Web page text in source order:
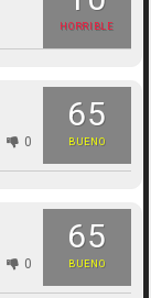
HORRIBLE
65
BUENO
0
65
BUENO
0